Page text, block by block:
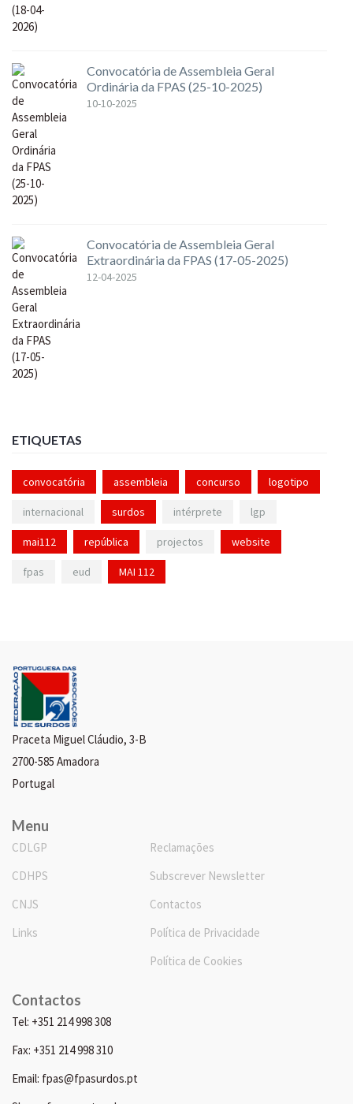
Convocatória de Assembleia Geral
Ordinária da FPAS (25-10-2025)
10-10-2025
Convocatória de Assembleia Geral
Extraordinária da FPAS (17-05-2025)
12-04-2025
ETIQUETAS
convocatória assembleia concurso logotipo
internacional surdos intérprete lgp
mai112 república projectos website
fpas eud MAI 112
Praceta Miguel Cláudio, 3-B
2700-585 Amadora
Portugal
Menu
CDLGP
CDHPS
CNJS
Links
Reclamações
Subscrever Newsletter
Contactos
Política de Privacidade
Política de Cookies
Contactos
Tel: +351 214 998 308
Fax: +351 214 998 310
Email: fpas@fpasurdos.pt